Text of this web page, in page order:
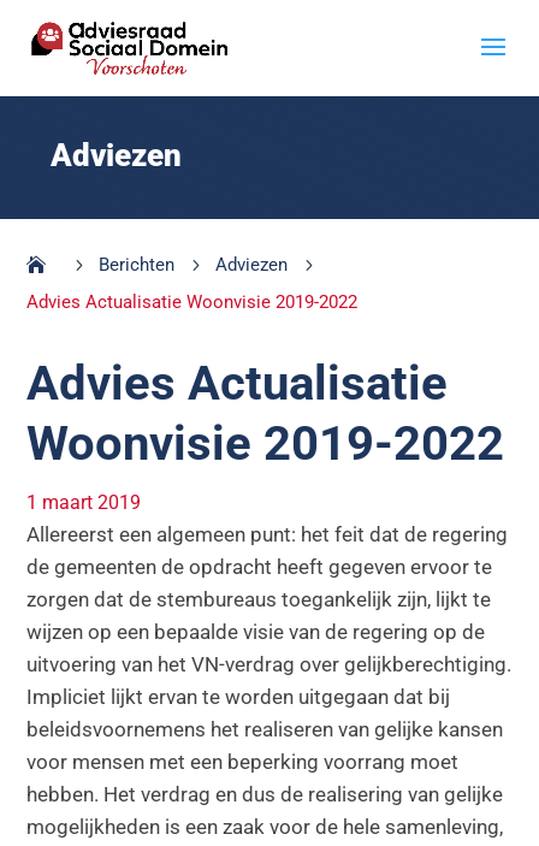
Adviezen
5 Berichten 5 Adviezen
5
Advies Actualisatie Woonvisie 2019-2022
Advies Actualisatie
Woonvisie 2019-2022
1 maart 2019
Allereerst een algemeen punt: het feit dat de regering
de gemeenten de opdracht heeft gegeven ervoor te
zorgen dat de stembureaus toegankelijk zijn, lijkt te
wijzen op een bepaalde visie van de regering op de
uitvoering van het VN-verdrag over gelijkberechtiging.
Impliciet lijkt ervan te worden uitgegaan dat bij
beleidsvoornemens het realiseren van gelijke kansen
voor mensen met een beperking voorrang moet
hebben. Het verdrag en dus de realisering van gelijke
mogelijkheden is een zaak voor de hele samenleving,